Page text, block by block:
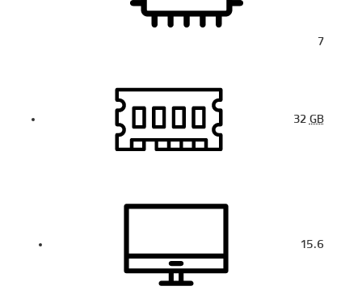
7
32GB
15.6